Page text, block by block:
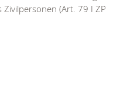
(Art. 79 I ZP